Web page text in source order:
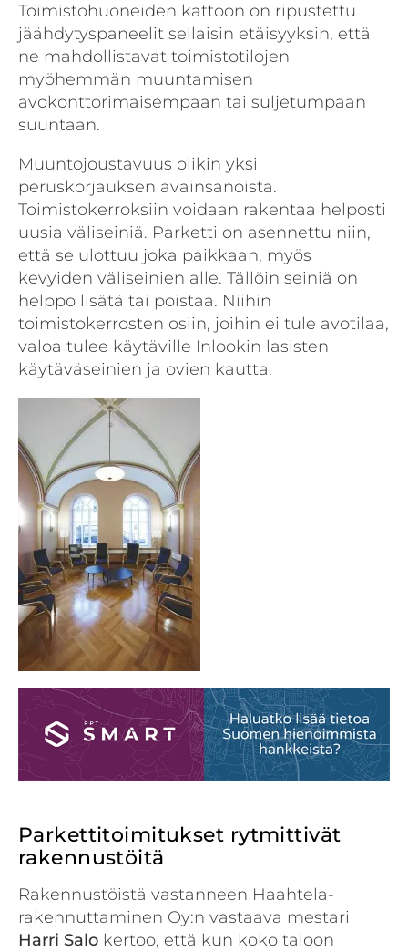
Toimistohuoneiden kattoon on ripustettu
jäähdytyspaneelit sellaisin etäisyyksin, että
ne mahdollistavat toimistotilojen
myöhemmän muuntamisen
avokonttorimaisempaan tai suljetumpaan
suuntaan.
Muuntojoustavuus olikin yksi
peruskorjauksen avainsanoista.
Toimistokerroksiin voidaan rakentaa helposti
uusia väliseiniä. Parketti on asennettu niin,
että se ulottuu joka paikkaan, myös
kevyiden väliseinien alle. Tällöin seiniä on
helppo lisätä tai poistaa. Niihin
toimistokerrosten osiin, joihin ei tule avotilaa,
valoa tulee käytäville Inlookin lasisten
käytäväseinien ja ovien kautta.
Parkettitoimitukset rytmittivät
rakennustöitä
Rakennustöistä vastanneen Haahtela-
rakennuttaminen Oy:n vastaava mestari
Harri Salo kertoo, että kun koko taloon